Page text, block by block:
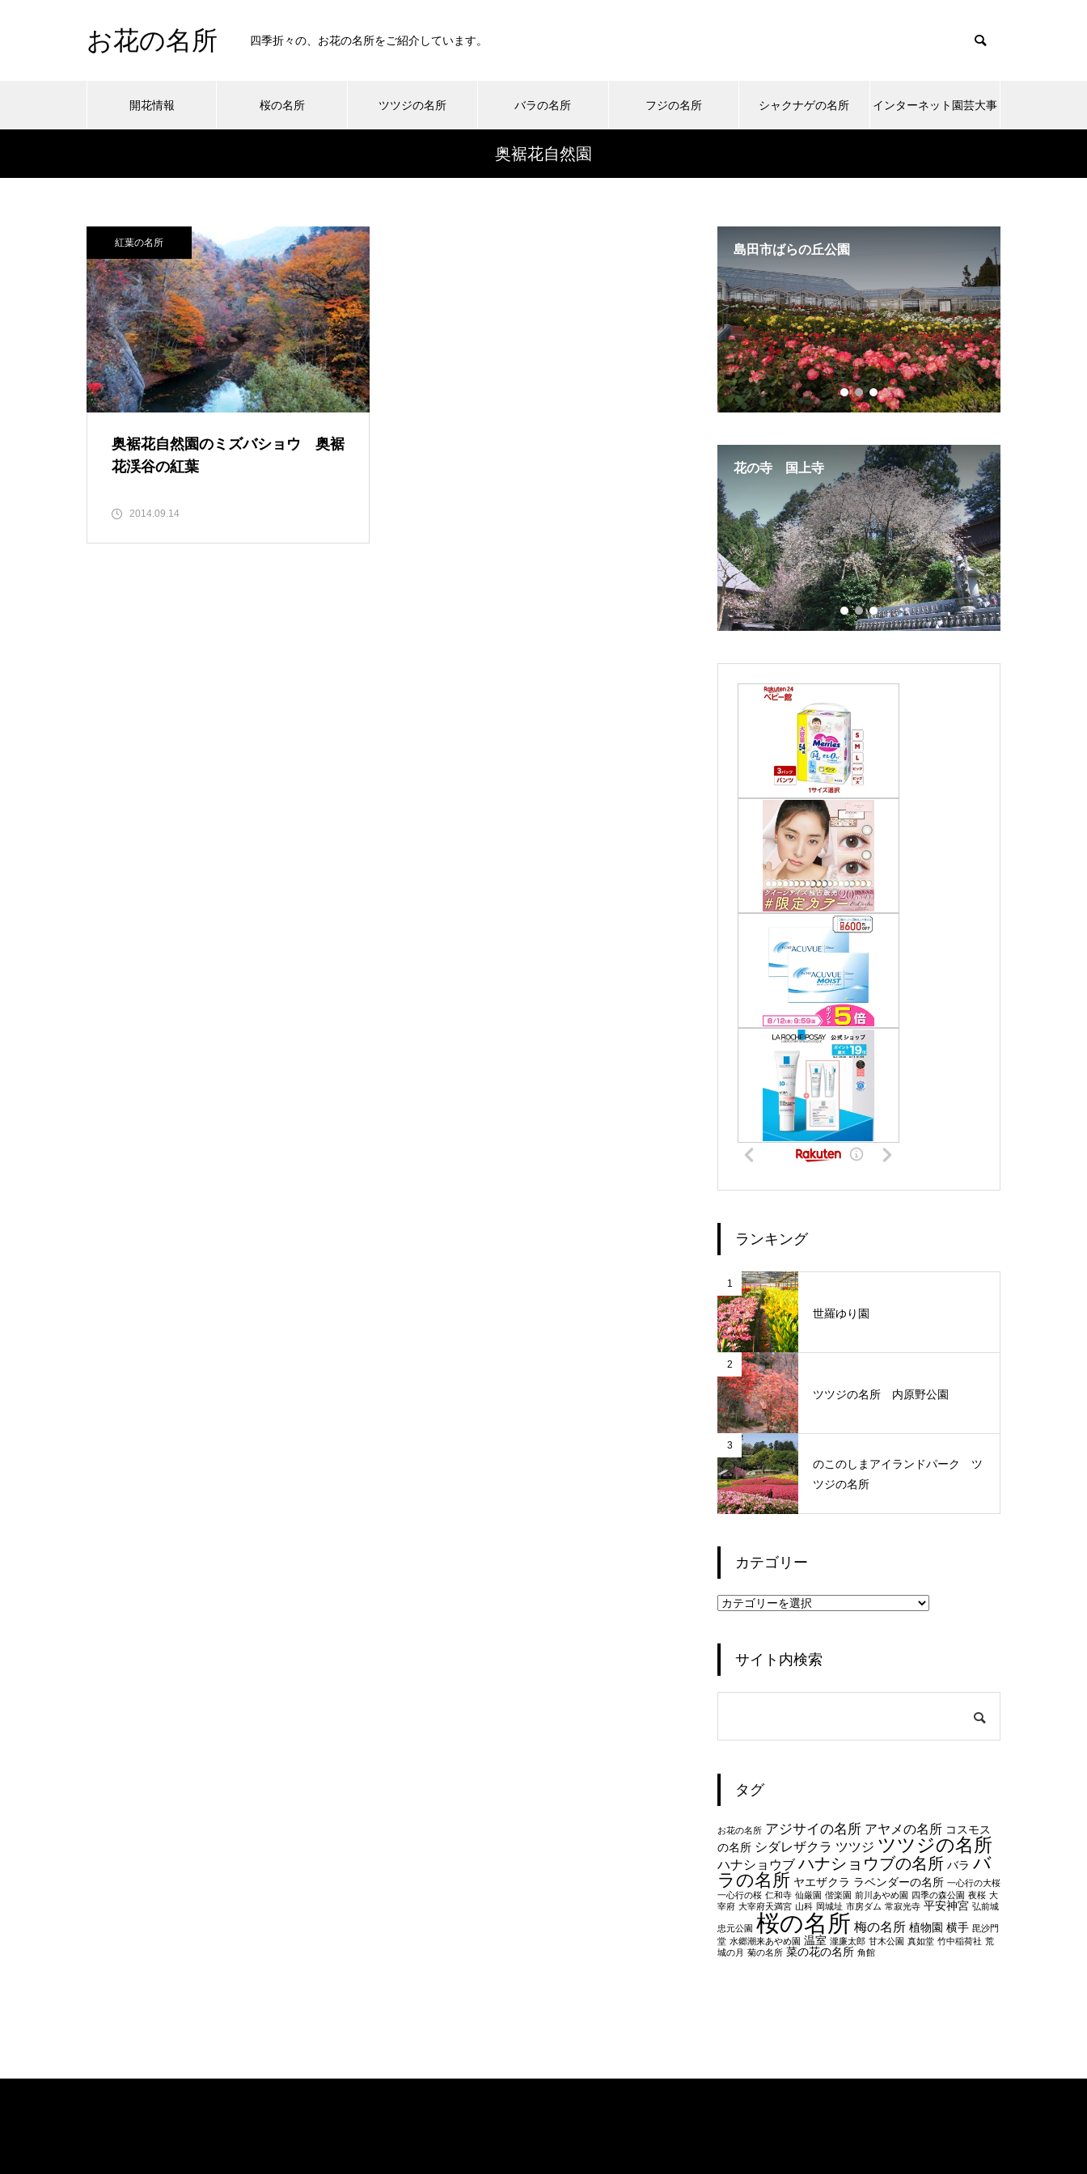
お花の名所 四季折々の、お花の名所をご紹介しています。
開花情報 桜の名所 ツツジの名所 バラの名所 フジの名所 シャクナゲの名所 インターネット園芸大事
奥裾花自然園
紅葉の名所
奥裾花自然園のミズバショウ 奥裾
花渓谷の紅葉
2014.09.14
桜の名所 常寂光寺 島田市ばらの丘公園
バラの名所 松阪農業公園ベルファーム 花の寺 国上寺
ランキング
1
世羅ゆり園
2
ツツジの名所 内原野公園
3
のこのしまアイランドパーク ツ
ツジの名所
カテゴリー
カ
テ
ー
サイト内検索
タグ
お花の名所 アジサイの名所 アヤメの名所 コスモス
の名所 シダレザクラ ツツジ ツツジの名所
ハナショウブ ハナショウブの名所 バラ バ
ラの名所 ヤエザクラ ラベンダーの名所 一心行の大桜
一心行の桜 仁和寺 仙厳園 偕楽園 前川あやめ園 四季の森公園 夜桜 大
宰府 大宰府天満宮 山科 岡城址 市房ダム 常寂光寺 平安神宮 弘前城
忠元公園 桜の名所 梅の名所 植物園 横手 毘沙門
堂 水郷潮来あやめ園 温室 瀧廉太郎 甘木公園 真如堂 竹中稲荷社 荒
城の月 菊の名所 菜の花の名所 角館